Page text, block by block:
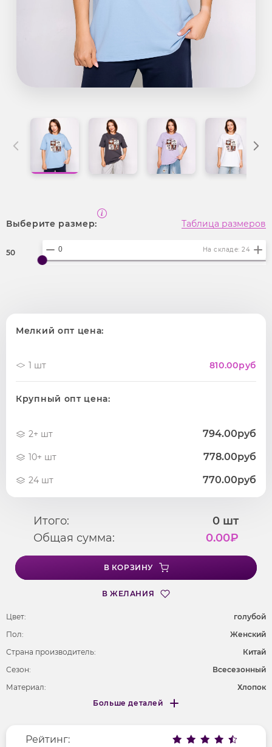
Выберите размер: Таблица размеров
50 На складе: 24
Мелкий опт цена:
1 шт 810.00руб
Крупный опт цена:
2+ шт 794.00руб
10+ шт 778.00руб
24 шт 770.00руб
Итого: 0 шт
Общая сумма:
0.00₽
В КОРЗИНУ
В ЖЕЛАНИЯ
Цвет:
голубой
Пол:
Женский
Страна производитель:
Китай
Сезон:
Всесезонный
Материал:
Хлопок
Фактура материала
трикотажный
Больше деталей
Меньше деталей
Рейтинг: